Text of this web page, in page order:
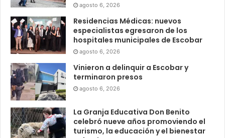
agosto 6, 2026
Residencias Médicas: nuevos
especialistas egresaron de los
hospitales municipales de Escobar
agosto 6, 2026
Vinieron a delinquir a Escobar y
terminaron presos
agosto 6, 2026
La Granja Educativa Don Benito
celebró nueve años promoviendo el
turismo, la educación y el bienestar